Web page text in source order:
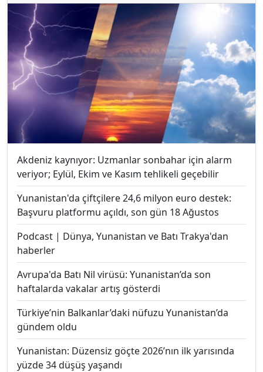
Akdeniz kaynıyor: Uzmanlar sonbahar için alarm
veriyor; Eylül, Ekim ve Kasım tehlikeli geçebilir
Yunanistan'da çiftçilere 24,6 milyon euro destek:
Başvuru platformu açıldı, son gün 18 Ağustos
Podcast | Dünya, Yunanistan ve Batı Trakya'dan
haberler
Avrupa'da Batı Nil virüsü: Yunanistan’da son
haftalarda vakalar artış gösterdi
Türkiye’nin Balkanlar’daki nüfuzu Yunanistan’da
gündem oldu
Yunanistan: Düzensiz göçte 2026’nın ilk yarısında
yüzde 34 düşüş yaşandı